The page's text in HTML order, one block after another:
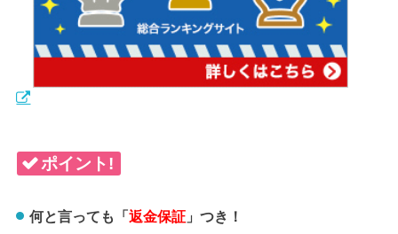
ポイント!
何と言っても「返金保証」つき！